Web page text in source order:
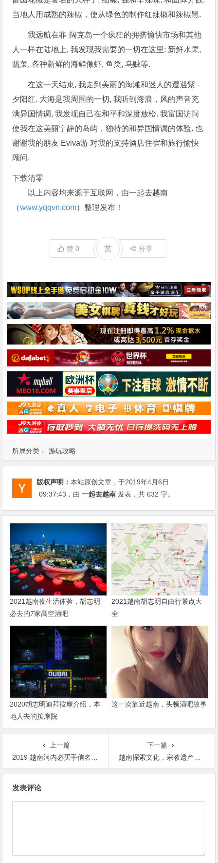
所属分类： 游玩攻略
当地人用成熟的辣椒，使从绿色的制作红辣椒和辣椒黑.
我远航在菲·阔克岛一个疯狂的拥挤愉快市场和其他
人一样在陆地上, 我发现我需要的一切在这里: 新鲜水果,
蔬菜, 各种新鲜的海鲜像虾, 鱼类, 乌贼等.
在这一天结束, 我走到美丽的海滩和迷人的遭遇紫 -
夕阳红. 大海是我周围的一切, 我听到海浪，风的声音充
满异国情调, 我发现自己在和平和深度放松. 我富国访问
使我在这美丽宁静的岛屿，独特的和异国情调的体验. 也
谢谢我的朋友 Eviva游 对我的支持酒店住宿和旅行愉快
顾问.
下载清零
以上内容均来源于互联网，由一起去越南
（www.yqqvn.com）整理发布！
赞0 赏 分享
版权声明：本站原创文章，于2019年4月6日
09:37:43 ，由一起去越南 发表，共 632 字。
2021越南夜生活体验，胡志明
必去的7家高空酒吧
2021越南胡志明自由行景点大
全
2020胡志明迪拜按摩介绍，本
地人去的按摩院
这一次靠近越南，头顿酒吧故事
上一篇
2019 越南河内必买手信名产伴手礼大公开-36老街，同春市场，附价格整理比较
下一篇
越南探索文化，宗教遗产旅游
发表评论